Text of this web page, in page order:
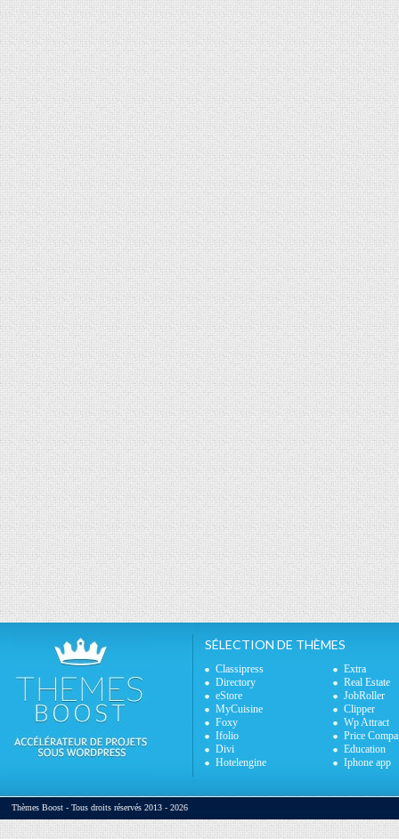
SÉLECTION DE THÈMES
Classipress
Extra
Directory
Real Estate
eStore
JobRoller
MyCuisine
Clipper
Foxy
Wp Attract
Ifolio
Price
Divi
Education
Hotelengine
Iphone app
Thèmes Boost - Tous droits réservés 2013 - 2026